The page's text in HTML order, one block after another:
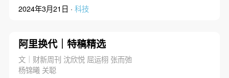
2024年3月21日 · 科技
阿里换代｜特稿精选
文｜财新周刊 沈欣悦 屈运栩 张而弛
杨锦曦 关聪